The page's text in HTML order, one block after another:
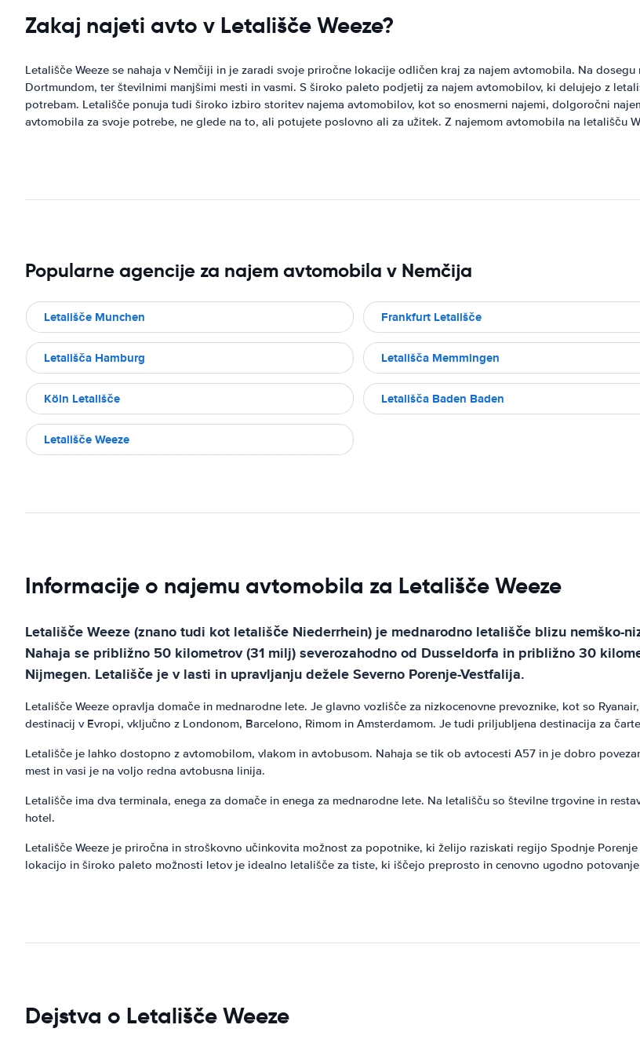
Zakaj najeti avto v Letališče Weeze?
Letališče Weeze se nahaja v Nemčiji in je zaradi svoje priročne lokacije odličen kraj za najem avtomobila. Na
Dortmundom, ter številnimi manjšimi mesti in vasmi. S široko paleto podjetij za najem avtomobilov, ki delujejo z
potrebam. Letališče ponuja tudi široko izbiro storitev najema avtomobilov, kot so enosmerni najemi, dolgoročni
avtomobila za svoje potrebe, ne glede na to, ali potujete poslovno ali za užitek. Z najemom avtomobila na letališču
Popularne agencije za najem avtomobila v Nemčija
Letališče Munchen Frankfurt Letališče
Letališča Hamburg Letališča Memmingen
Köln Letališče Letališča Baden Baden
Letališče Weeze
Informacije o najemu avtomobila za Letališče Weeze
Letališče Weeze (znano tudi kot letališče Niederrhein) je mednarodno letališče blizu nemško-
Nahaja se približno 50 kilometrov (31 milj) severozahodno od Dusseldorfa in približno 30
Nijmegen. Letališče je v lasti in upravljanju dežele Severno Porenje-Vestfalija.
Letališče Weeze opravlja domače in mednarodne lete. Je glavno vozlišče za nizkocenovne prevoznike, kot so
destinacij v Evropi, vključno z Londonom, Barcelono, Rimom in Amsterdamom. Je tudi priljubljena destinacija za
Letališče je lahko dostopno z avtomobilom, vlakom in avtobusom. Nahaja se tik ob avtocesti A57 in je dobro
mest in vasi je na voljo redna avtobusna linija.
Letališče ima dva terminala, enega za domače in enega za mednarodne lete. Na letališču so številne trgovine in
hotel.
Letališče Weeze je priročna in stroškovno učinkovita možnost za popotnike, ki želijo raziskati regijo Spodnje
lokacijo in široko paleto možnosti letov je idealno letališče za tiste, ki iščejo preprosto in cenovno ugodno
Dejstva o Letališče Weeze